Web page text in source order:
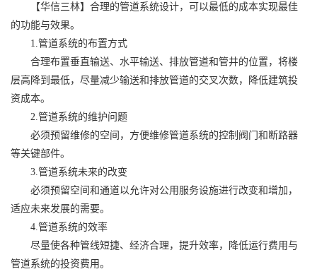
【华信三林】合理的管道系统设计，可以最低的成本实现最佳
的功能与效果。
1.管道系统的布置方式
合理布置垂直输送、水平输送、排放管道和管井的位置，将楼
层高降到最低，尽量减少输送和排放管道的交叉次数，降低建筑投
资成本。
2.管道系统的维护问题
必须预留维修的空间，方便维修管道系统的控制阀门和断路器
等关键部件。
3.管道系统未来的改变
必须预留空间和通道以允许对公用服务设施进行改变和增加，
适应未来发展的需要。
4.管道系统的效率
尽量使各种管线短捷、经济合理，提升效率，降低运行费用与
管道系统的投资费用。